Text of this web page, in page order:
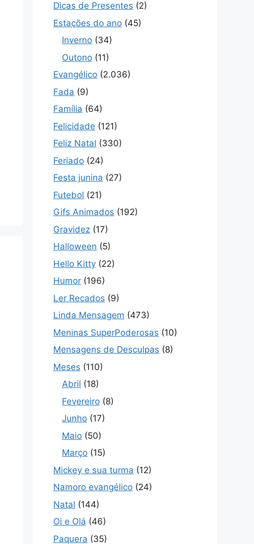
Dicas de Presentes (2)
Estações do ano (45)
Inverno (34)
Outono (11)
Evangélico (2.036)
Fada (9)
Família (64)
Felicidade (121)
Feliz Natal (330)
Feriado (24)
Festa junina (27)
Futebol (21)
Gifs Animados (192)
Gravidez (17)
Halloween (5)
Hello Kitty (22)
Humor (196)
Ler Recados (9)
Linda Mensagem (473)
Meninas SuperPoderosas (10)
Mensagens de Desculpas (8)
Meses (110)
Abril (18)
Fevereiro (8)
Junho (17)
Maio (50)
Março (15)
Mickey e sua turma (12)
Namoro evangélico (24)
Natal (144)
Oi e Olá (46)
Paquera (35)